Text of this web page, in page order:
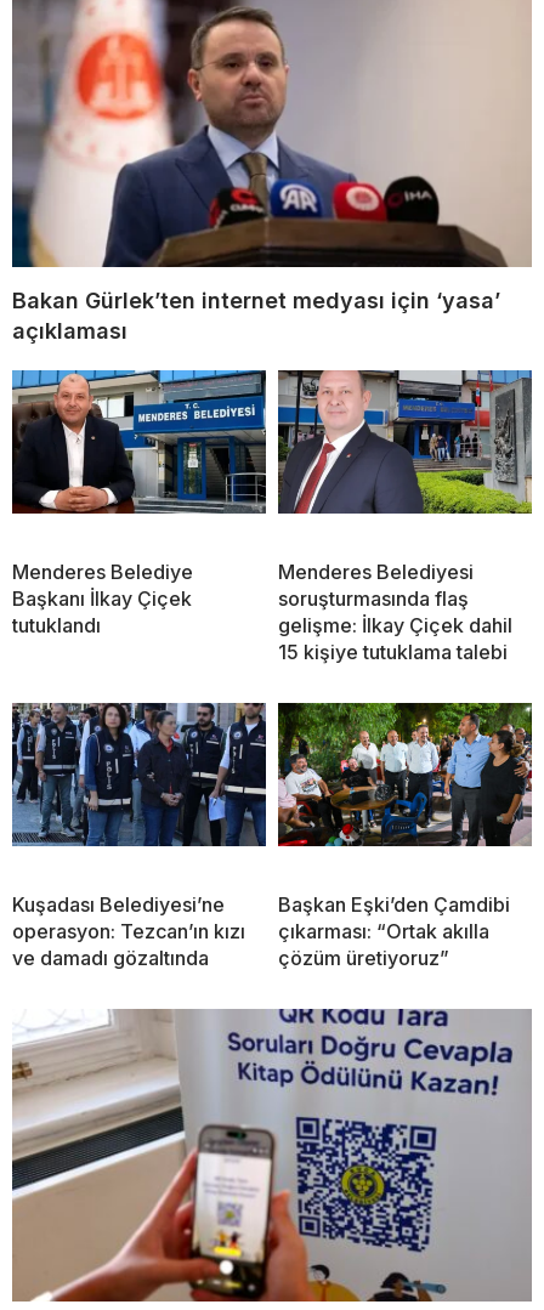
Bakan Gürlek’ten internet medyası için ‘yasa’
açıklaması
Menderes Belediye
Başkanı İlkay Çiçek
tutuklandı
Menderes Belediyesi
soruşturmasında flaş
gelişme: İlkay Çiçek dahil
15 kişiye tutuklama talebi
Kuşadası Belediyesi’ne
operasyon: Tezcan’ın kızı
ve damadı gözaltında
Başkan Eşki’den Çamdibi
çıkarması: “Ortak akılla
çözüm üretiyoruz”